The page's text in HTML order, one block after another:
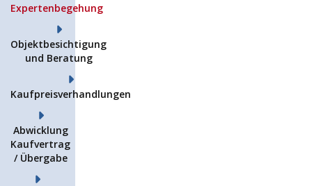
Expertenbegehung
Objektbesichtigung
und Beratung
Kaufpreisverhandlungen
Abwicklung
Kaufvertrag
/ Übergabe